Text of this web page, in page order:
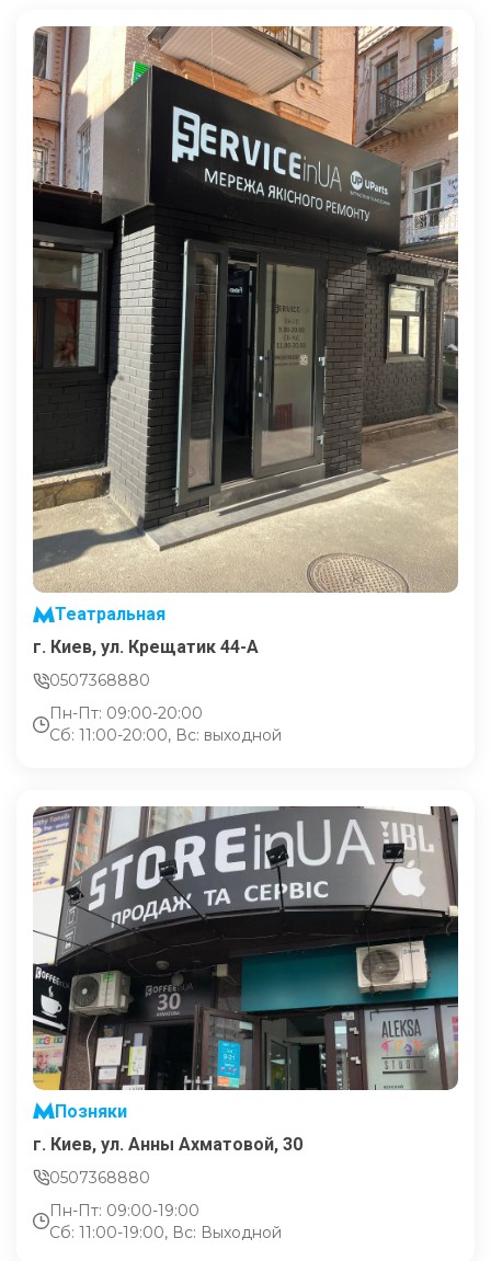
Театральная
г. Киев, ул. Крещатик 44-А
0507368880
Пн-Пт: 09:00-20:00
Сб: 11:00-20:00, Вс: выходной
Позняки
г. Киев, ул. Анны Ахматовой, 30
0507368880
Пн-Пт: 09:00-19:00
Сб: 11:00-19:00, Вс: Выходной